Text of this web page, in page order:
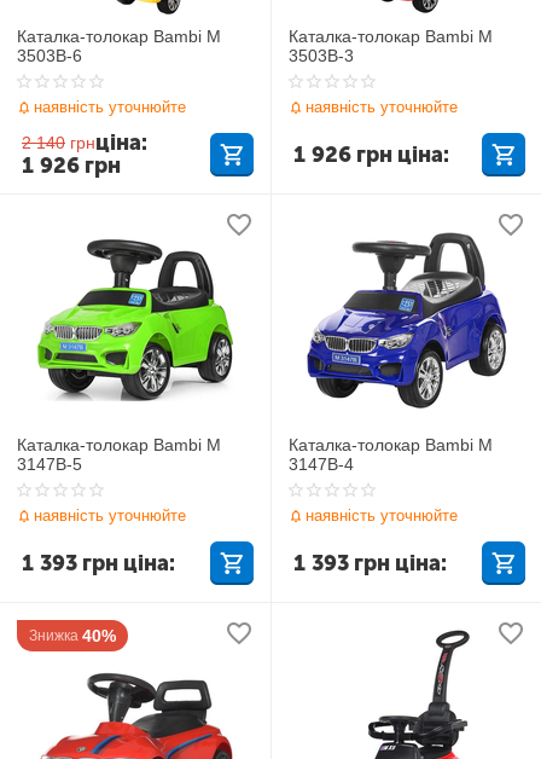
Каталка-толокар Bambi M
3503B-6
наявність уточнюйте
2 140 грн
1 926 грн
ціна:
Каталка-толокар Bambi M
3503B-3
наявність уточнюйте
1 926 грн ціна:
Каталка-толокар Bambi M
3147B-5
наявність уточнюйте
1 393 грн ціна:
Каталка-толокар Bambi M
3147B-4
наявність уточнюйте
1 393 грн ціна:
Знижка 40%